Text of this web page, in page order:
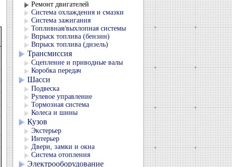
Ремонт двигателей
Система охлаждения и смазки
Система зажигания
Топливная/выхлопная системы
Впрыск топлива (бензин)
Впрыск топлива (дизель)
Трансмиссия
Сцепление и приводные валы
Коробка передач
Шасси
Подвеска
Рулевое управление
Тормозная система
Колеса и шины
Кузов
Экстерьер
Интерьер
Двери, замки и окна
Система отопления
Электрооборудование